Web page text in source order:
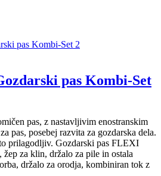
pas Kombi-Set
pas, z nastavljivim enostranskim
pas, posebej razvita za gozdarska dela.
prilagodljiv. Gozdarski pas FLEXI
za klin, držalo za pile in ostala
držalo za orodja, kombiniran tok z